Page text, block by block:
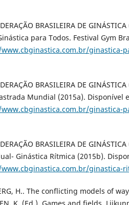
BRASILEIRA DE
para Todos. Festival Gym
ginastica-
BRASILEIRA DE
Mundial (2015a). Disponível
ginastica-
BRASILEIRA DE
Ginástica Rítmica (2015b).
ginastica-
H.. The conflicting models of